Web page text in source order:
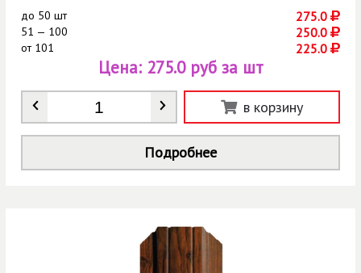
до 50 шт 275.0
51 — 100 250.0
от101 225.0
Количество
Цена: 275.0 руб за шт
в корзину
Подробнее